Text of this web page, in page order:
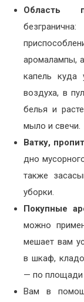
Область
аромалампы,
капель куда
воздуха, в
белья и
мыло и свечи.
Ватку,
дно
также
уборки.
Покупные
можно
мешает вам
в шкаф,
— по площади
Вам в